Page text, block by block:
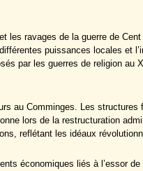
les ravages de la guerre de
puissances locales et
par les guerres de religion au
au Comminges. Les
lors de la restructuration
reflétant les idéaux
économiques liés à l’essor de